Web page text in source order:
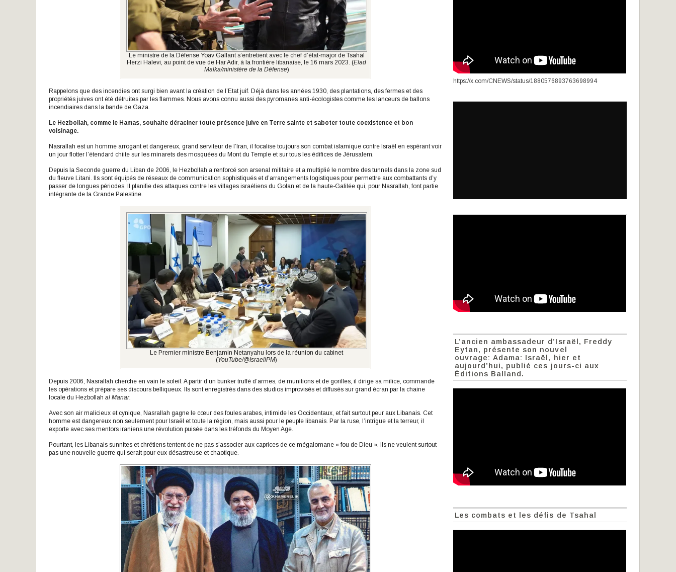
Le ministre de la Défense Yoav Gallant s’entretient avec le chef d’état-major de Tsahal
Herzi Halevi, au point de vue de Har Adir, à la frontière libanaise, le 16 mars 2023. (Elad
Malka/ministère de la Défense)
Rappelons que des incendies ont surgi bien avant la création de l’Etat juif. Déjà dans les années 1930, des plantations, des fermes et des
propriétés juives ont été détruites par les flammes. Nous avons connu aussi des pyromanes anti-écologistes comme les lanceurs de ballons
incendiaires dans la bande de Gaza.
Le Hezbollah, comme le Hamas, souhaite déraciner toute présence juive en Terre sainte et saboter toute coexistence et bon
voisinage.
Nasrallah est un homme arrogant et dangereux, grand serviteur de l’Iran, il focalise toujours son combat islamique contre Israël en espérant voir
un jour flotter l’étendard chiite sur les minarets des mosquées du Mont du Temple et sur tous les édifices de Jérusalem.
Depuis la Seconde guerre du Liban de 2006, le Hezbollah a renforcé son arsenal militaire et a multiplié le nombre des tunnels dans la zone sud
du fleuve Litani. Ils sont équipés de réseaux de communication sophistiqués et d’arrangements logistiques pour permettre aux combattants d’y
passer de longues périodes. Il planifie des attaques contre les villages israéliens du Golan et de la haute-Galilée qui, pour Nasrallah, font partie
intégrante de la Grande Palestine.
Le Premier ministre Benjamin Netanyahu lors de la réunion du cabinet
(YouTube/@IsraeliPM)
Depuis 2006, Nasrallah cherche en vain le soleil. A partir d’un bunker truffé d’armes, de munitions et de gorilles, il dirige sa milice, commande
les opérations et prépare ses discours belliqueux. Ils sont enregistrés dans des studios improvisés et diffusés sur grand écran par la chaine
locale du Hezbollah al Manar.
Avec son air malicieux et cynique, Nasrallah gagne le cœur des foules arabes, intimide les Occidentaux, et fait surtout peur aux Libanais. Cet
homme est dangereux non seulement pour Israël et toute la région, mais aussi pour le peuple libanais. Par la ruse, l’intrigue et la terreur, il
exporte avec ses mentors iraniens une révolution puisée dans les tréfonds du Moyen Age.
Pourtant, les Libanais sunnites et chrétiens tentent de ne pas s’associer aux caprices de ce mégalomane « fou de Dieu ». Ils ne veulent surtout
pas une nouvelle guerre qui serait pour eux désastreuse et chaotique.
https://x.com/CNEWS/status/1880576893763698994
L’ancien ambassadeur d’Israël, Freddy
Eytan, présente son nouvel
ouvrage: Adama: Israël, hier et
aujourd’hui, publié ces jours-ci aux
Éditions Balland.
Les combats et les défis de Tsahal